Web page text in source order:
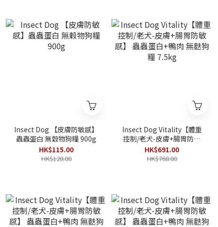
Insect Dog 【皮膚防敏感】
蟲蟲蛋白 無穀物狗糧 900g
HK$115.00
HK$128.00
Insect Dog Vitality【體重
控制/老犬-皮膚+腸胃防敏
感】 蟲蟲蛋白+鴨肉 無麩狗
糧 7.5kg
HK$691.00
HK$768.00